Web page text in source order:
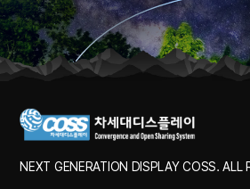
NEXT GENERATION DISPLAY COSS. ALL